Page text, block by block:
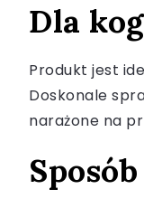
Dla
Produkt jest
Doskonale
narażone na